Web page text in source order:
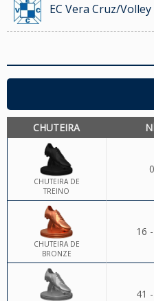
EC Vera Cruz/
CHUTEIRA
CHUTEIRA DE
TREINO
CHUTEIRA DE
BRONZE
16
41